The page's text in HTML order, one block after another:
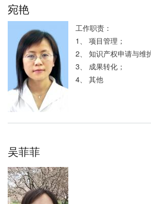
宛艳
工作职责：
1、 项目管理；
2、 知识产权申请与维
3、 成果转化；
4、 其他
吴菲菲